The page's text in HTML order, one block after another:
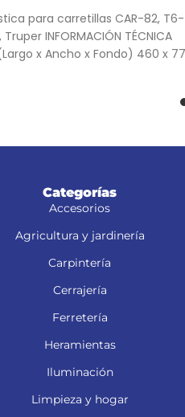
para carretillas CAR-82, T6-
INFORMACIÓN TÉCNICA
x Ancho x Fondo) 460 x 77
Categorías
Accesorios
Agricultura y jardinería
Carpintería
Cerrajería
Ferretería
Heramientas
Iluminación
Limpieza y hogar